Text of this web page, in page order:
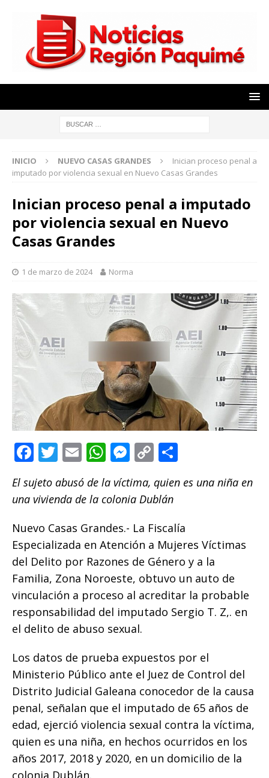
INICIO NUEVO CASAS GRANDES
Inician proceso penal a
imputado por violencia sexual en Nuevo Casas Grandes
Inician proceso penal a imputado
por violencia sexual en Nuevo
Casas Grandes
1 de marzo de 2024 Norma
F
c
e
b
o
o
k
T
w
it
te
r
E
m
ai
l
W
at
s
A
p
p
M
ss
e
n
g
e
r
C
p
y
Li
n
k
m
ar
ti
r
El sujeto abusó de la víctima, quien es una niña en
una vivienda de la colonia Dublán
Nuevo Casas Grandes.- La Fiscalía
Especializada en Atención a Mujeres Víctimas
del Delito por Razones de Género y a la
Familia, Zona Noroeste, obtuvo un auto de
vinculación a proceso al acreditar la probable
responsabilidad del imputado Sergio T. Z,. en
el delito de abuso sexual.
Los datos de prueba expuestos por el
Ministerio Público ante el Juez de Control del
Distrito Judicial Galeana conocedor de la causa
penal, señalan que el imputado de 65 años de
edad, ejerció violencia sexual contra la víctima,
quien es una niña, en hechos ocurridos en los
años 2017, 2018 y 2020, en un domicilio de la